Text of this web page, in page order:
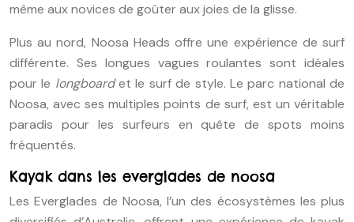
même aux novices de goûter aux joies de la glisse.
Plus au nord, Noosa Heads offre une expérience de surf
différente. Ses longues vagues roulantes sont idéales
pour le longboardet le surf de style. Le parc national de
Noosa, avec ses multiples points de surf, est un véritable
paradis pour les surfeurs en quête de spots moins
fréquentés.
Kayak dans les everglades de noosa
Les Everglades de Noosa, l’un des écosystèmes les plus